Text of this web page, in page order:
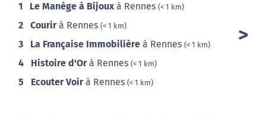
1 Le Manège à Bijoux à Rennes (< 1 km)
2 Courirà Rennes (< 1 km)
3 La Française Immobilière à Rennes (< 1 km)
4 Histoire d'Orà Rennes (< 1 km)
5 Ecouter Voirà Rennes (< 1 km)